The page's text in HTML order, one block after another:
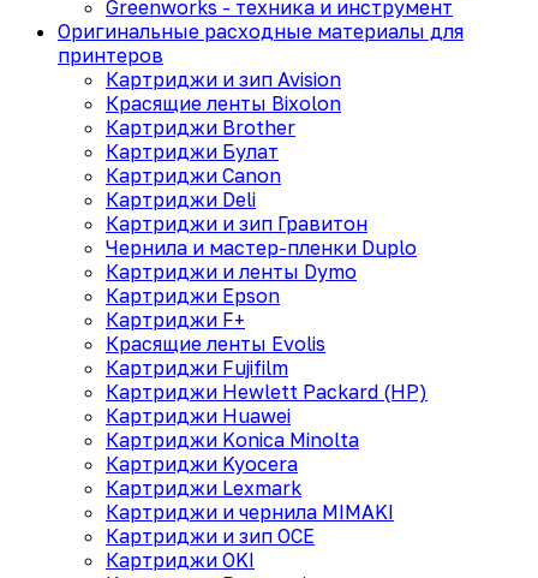
Greenworks - техника и инструмент
Оригинальные расходные материалы для
принтеров
Картриджи и зип Avision
Красящие ленты Bixolon
Картриджи Brother
Картриджи Булат
Картриджи Canon
Картриджи Deli
Картриджи и зип Гравитон
Чернила и мастер-пленки Duplo
Картриджи и ленты Dymo
Картриджи Epson
Картриджи F+
Красящие ленты Evolis
Картриджи Fujifilm
Картриджи Hewlett Packard (HP)
Картриджи Huawei
Картриджи Konica Minolta
Картриджи Kyocera
Картриджи Lexmark
Картриджи и чернила MIMAKI
Картриджи и зип OCE
Картриджи OKI